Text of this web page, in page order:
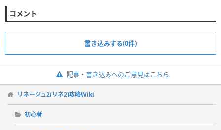
コメント
書き込みする(0件)
記事・書き込みへのご意見はこちら
リネージュ2(リネ2)攻略Wiki
初心者